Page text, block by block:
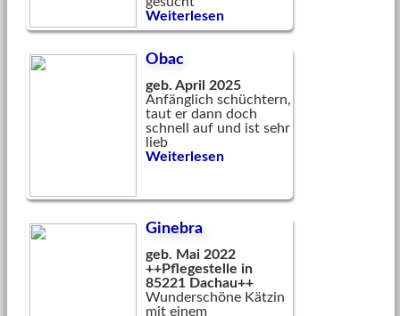
Weiterlesen
Obac
geb. April 2025
Anfänglich schüchtern,
taut er dann doch
schnell auf und ist sehr
lieb
Weiterlesen
Ginebra
geb. Mai 2022
++Pflegestelle in
85221 Dachau++
Wunderschöne Kätzin
mit einem